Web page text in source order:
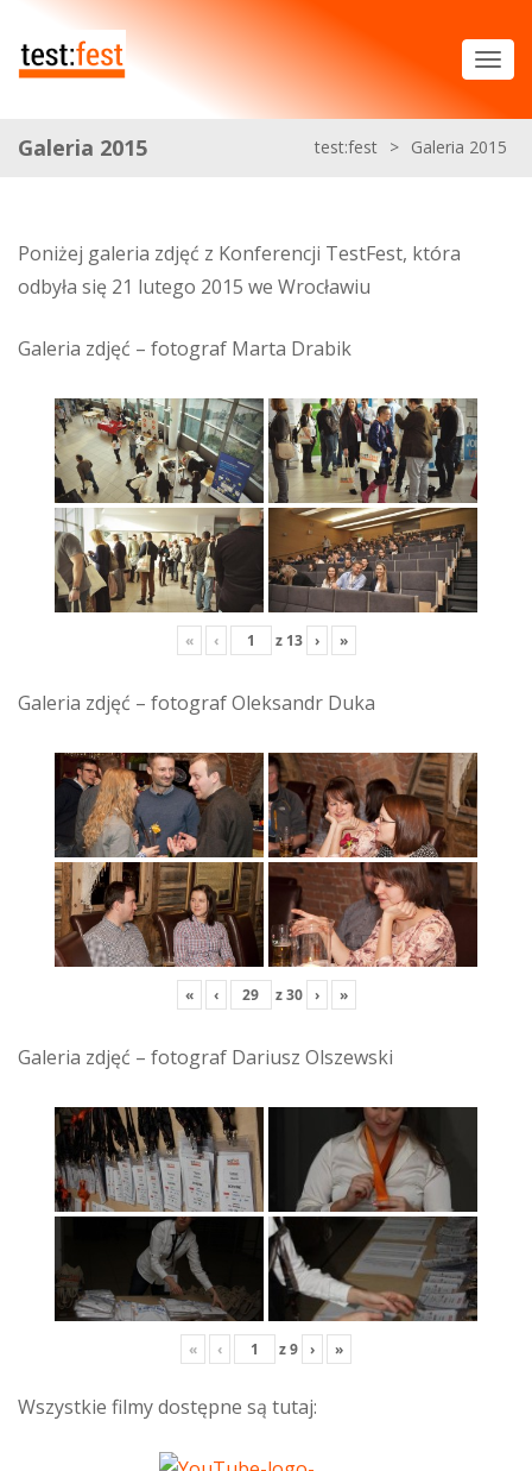
Galeria 2015 test:fest > Galeria 2015
Poniżej galeria zdjęć z Konferencji TestFest, która
odbyła się 21 lutego 2015 we Wrocławiu
Galeria zdjęć – fotograf Marta Drabik
« ‹ z 13 › »
Galeria zdjęć – fotograf Oleksandr Duka
« ‹ z30 › »
Galeria zdjęć – fotograf Dariusz Olszewski
« ‹ z9 › »
Wszystkie filmy dostępne są tutaj: